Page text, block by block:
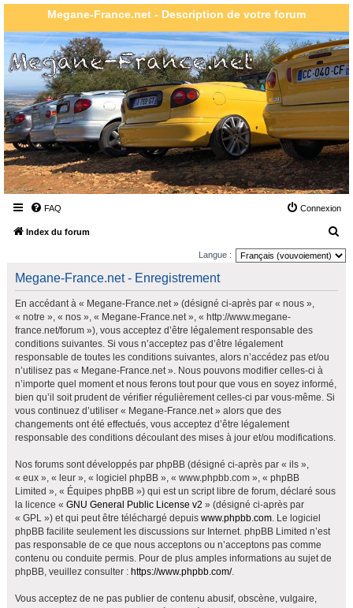
Megane-France.net - Description de votre forum
FAQ Connexion
Index du forum
e
Langue :
Megane-France.net - Enregistrement
En accédant à « Megane-France.net » (désigné ci-après par « nous »,
« notre », « nos », « Megane-France.net », « http://www.megane-
france.net/forum »), vous acceptez d’être légalement responsable des
conditions suivantes. Si vous n’acceptez pas d’être légalement
responsable de toutes les conditions suivantes, alors n’accédez pas et/ou
n’utilisez pas « Megane-France.net ». Nous pouvons modifier celles-ci à
n’importe quel moment et nous ferons tout pour que vous en soyez informé,
bien qu’il soit prudent de vérifier régulièrement celles-ci par vous-même. Si
vous continuez d’utiliser « Megane-France.net » alors que des
changements ont été effectués, vous acceptez d’être légalement
responsable des conditions découlant des mises à jour et/ou modifications.
Nos forums sont développés par phpBB (désigné ci-après par « ils »,
« eux », « leur », « logiciel phpBB », « www.phpbb.com », « phpBB
Limited », « Équipes phpBB ») qui est un script libre de forum, déclaré sous
la licence « GNU General Public License v2 » (désigné ci-après par
« GPL ») et qui peut être téléchargé depuis www.phpbb.com. Le logiciel
phpBB facilite seulement les discussions sur Internet. phpBB Limited n’est
pas responsable de ce que nous acceptons ou n’acceptons pas comme
contenu ou conduite permis. Pour de plus amples informations au sujet de
phpBB, veuillez consulter : https://www.phpbb.com/.
Vous acceptez de ne pas publier de contenu abusif, obscène, vulgaire,